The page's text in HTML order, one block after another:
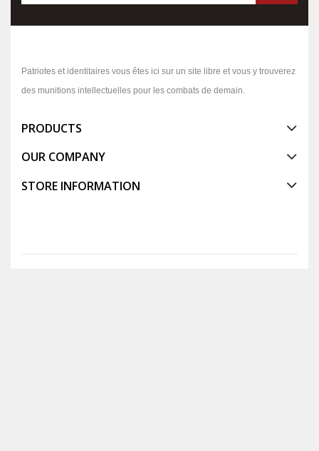
Patriotes et identitaires vous êtes ici sur un site libre et vous y trouverez
des munitions intellectuelles pour les combats de demain.
PRODUCTS
OUR COMPANY
STORE INFORMATION